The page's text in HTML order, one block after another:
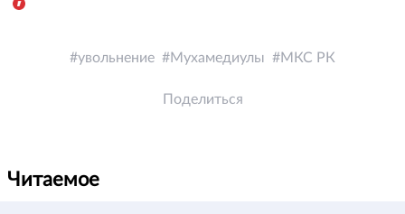
увольнение Мухамедиулы МКС РК
Поделиться
Читаемое